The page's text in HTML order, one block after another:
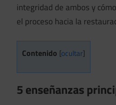
integridad de ambos y
el proceso hacia la
Contenido [ocultar]
5 enseñanzas